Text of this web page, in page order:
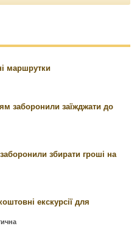
маршрутки
заборонили заїжджати до
збирати гроші на
екскурсії для